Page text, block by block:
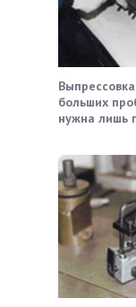
больших
нужна лишь